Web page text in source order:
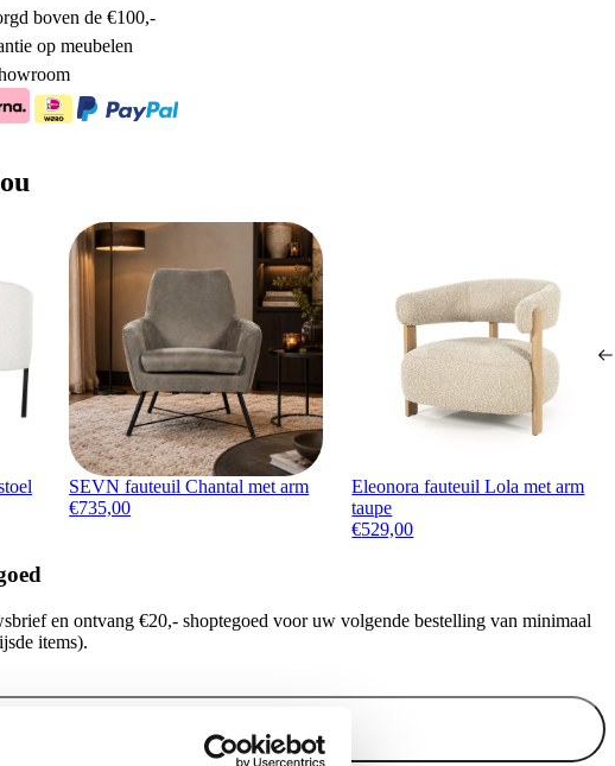
boven de €100,-
op meubelen
SEVN fauteuil Chantal met arm
€735,00
Eleonora fauteuil Lola met arm
taupe
€529,00
en ontvang €20,- shoptegoed voor uw volgende bestelling van minimaal
items).